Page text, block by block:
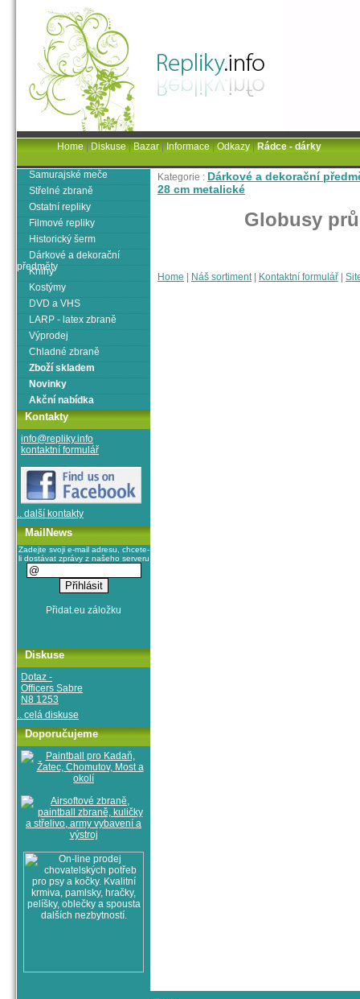
Kategorie : Dárkové a dekorační
28 cm metalické
Globusy
Home Náš sortiment| Kontaktní formulář
Samurajské meče
Střelné zbraně
Ostatní repliky
Filmové repliky
Historický šerm
Dárkové a dekorační
předměty
Knihy
Kostýmy
DVD a VHS
LARP - latex zbraně
Výprodej
Chladné zbraně
Zboží skladem
Novinky
Akční nabídka
Kontakty
info@repliky.info
kontaktní formulář
.. další kontakty
MailNews
Zadejte svoji e-mail adresu, chcete-
li dostávat zprávy z našeho serveru
Diskuse
Dotaz -
Officers Sabre
N8 1253
.. celá diskuse
Doporučujeme
Home|Diskuse|Bazar|Informace|Odkazy|Rádce - dárky